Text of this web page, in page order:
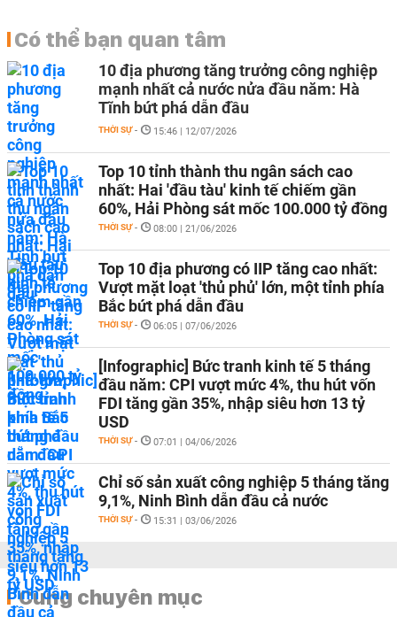
Có thể bạn quan tâm
10 địa phương tăng trưởng công nghiệp
mạnh nhất cả nước nửa đầu năm: Hà
Tĩnh bứt phá dẫn đầu
THỜI SỰ - 15:46 | 12/07/2026
Top 10 tỉnh thành thu ngân sách cao
nhất: Hai 'đầu tàu' kinh tế chiếm gần
60%, Hải Phòng sát mốc 100.000 tỷ đồng
THỜI SỰ - 08:00 | 21/06/2026
Top 10 địa phương có IIP tăng cao nhất:
Vượt mặt loạt 'thủ phủ' lớn, một tỉnh phía
Bắc bứt phá dẫn đầu
THỜI SỰ - 06:05 | 07/06/2026
[Infographic] Bức tranh kinh tế 5 tháng
đầu năm: CPI vượt mức 4%, thu hút vốn
FDI tăng gần 35%, nhập siêu hơn 13 tỷ
USD
THỜI SỰ - 07:01 | 04/06/2026
Chỉ số sản xuất công nghiệp 5 tháng tăng
9,1%, Ninh Bình dẫn đầu cả nước
THỜI SỰ - 15:31 | 03/06/2026
Cùng chuyên mục